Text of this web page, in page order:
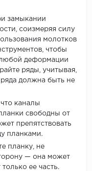
замыкании
соизмеряя силу
молотков
чтобы
любой деформации
ряды, учитывая,
должна быть не
каналы
свободны от
препятствовать
планками.
планку, не
— она может
ее часть.